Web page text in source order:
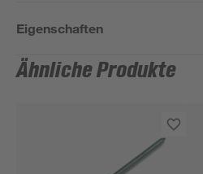
Eigenschaften
Ähnliche Produkte